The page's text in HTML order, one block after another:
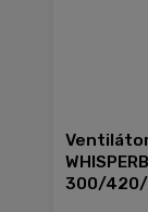
Ventilátor
300/420/